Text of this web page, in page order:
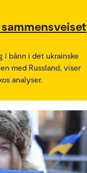
bånn i det ukrainske
med Russland, viser
analyser.